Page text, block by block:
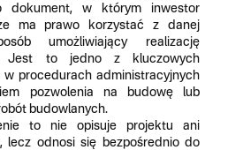
dokument, w którym inwestor
ma prawo korzystać z danej
umożliwiający realizację
Jest to jedno z kluczowych
w procedurach administracyjnych
pozwolenia na budowę lub
budowlanych.
to nie opisuje projektu ani
lecz odnosi się bezpośrednio do